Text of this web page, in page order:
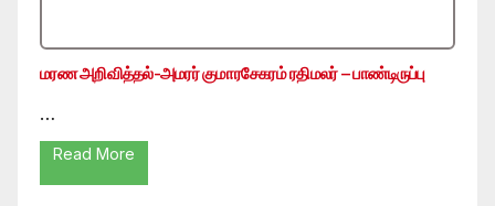
மரண அறிவித்தல்-அமரர் குமாரசேகரம் ரதிமலர் – பாண்டிருப்பு
…
Read More